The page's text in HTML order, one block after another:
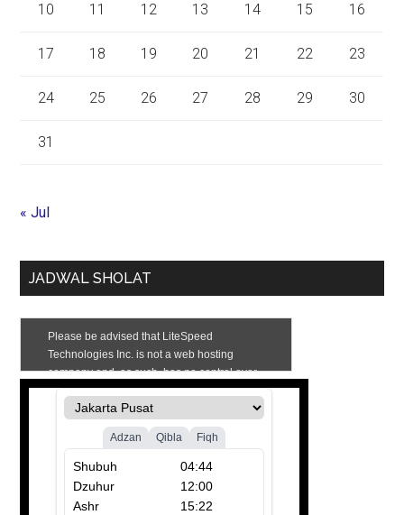
10 11 12 13 14 15 16
17 18 19 20 21 22 23
24 25 26 27 28 29 30
31
« Jul
JADWAL SHOLAT